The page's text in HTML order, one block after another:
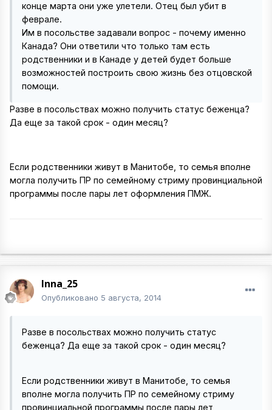
конце марта они уже улетели. Отец был убит в
феврале.
Им в посольстве задавали вопрос - почему именно
Канада? Они ответили что только там есть
родственники и в Канаде у детей будет больше
возможностей построить свою жизнь без отцовской
помощи.
Разве в посольствах можно получить статус беженца?
Да еще за такой срок - один месяц?
Если родственники живут в Манитобе, то семья вполне
могла получить ПР по семейному стриму провинциальной
программы после пары лет оформления ПМЖ.
Inna_25
Опубликовано 5 августа, 2014
Разве в посольствах можно получить статус
беженца? Да еще за такой срок - один месяц?
Если родственники живут в Манитобе, то семья
вполне могла получить ПР по семейному стриму
провинциальной программы после пары лет